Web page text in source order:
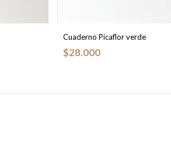
Cuaderno Picaflor verde
$28.000